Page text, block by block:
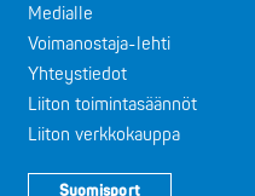
Medialle
Voimanostaja-lehti
Yhteystiedot
Liiton toimintasäännöt
Liiton verkkokauppa
Suomisport